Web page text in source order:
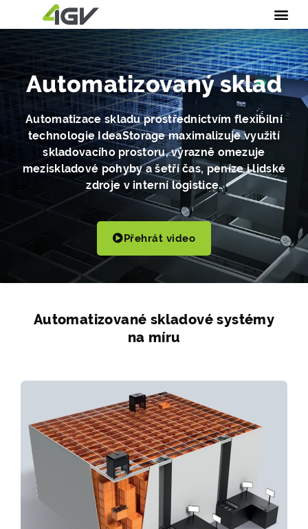
Automatizovaný sklad
Automatizace skladu prostřednictvím flexibilní
technologie IdeaStorage maximalizuje využití
skladovacího prostoru, výrazně omezuje
meziskladové pohyby a šetří čas, peníze i lidské
zdroje v interní logistice.
Přehrát video
Automatizované skladové systémy
na míru